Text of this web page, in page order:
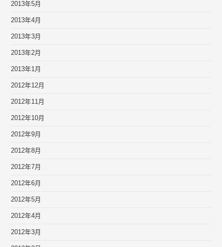
2013年5月
2013年4月
2013年3月
2013年2月
2013年1月
2012年12月
2012年11月
2012年10月
2012年9月
2012年8月
2012年7月
2012年6月
2012年5月
2012年4月
2012年3月